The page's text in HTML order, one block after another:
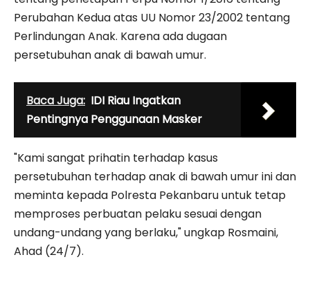
Perubahan Kedua atas UU Nomor 23/2002 tentang
Perlindungan Anak. Karena ada dugaan
persetubuhan anak di bawah umur.
Baca Juga: IDI Riau Ingatkan
Pentingnya Penggunaan Masker
"Kami sangat prihatin terhadap kasus
persetubuhan terhadap anak di bawah umur ini dan
meminta kepada Polresta Pekanbaru untuk tetap
memproses perbuatan pelaku sesuai dengan
undang-undang yang berlaku," ungkap Rosmaini,
Ahad (24/7).